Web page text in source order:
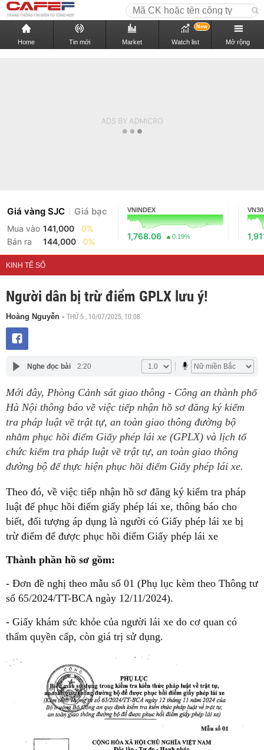
Home Tin mới Market Watch list
New
Mở rộng
Giá vàng SJC Giá bạc
Mua vào 141,000
0%
Bán ra
144,000 0%
VNINDEX
1,768.06 0.19%
VN30
KINH TẾ SỐ
Người dân bị trừ điểm GPLX lưu ý!
Hoàng Nguyễn - THỨ 5 , 10/07/2025, 10:08
Nghe đọc bài 2:20
Mới đây, Phòng Cảnh sát giao thông - Công an thành phố
Hà Nội thông báo về việc tiếp nhận hồ sơ đăng ký kiểm
tra pháp luật về trật tự, an toàn giao thông đường bộ
nhằm phục hồi điểm Giấy phép lái xe (GPLX) và lịch tổ
chức kiểm tra pháp luật về trật tự, an toàn giao thông
đường bộ để thực hiện phục hồi điểm Giấy phép lái xe.
Theo đó, về việc tiếp nhận hồ sơ đăng ký kiểm tra pháp
luật để phục hồi điểm giấy phép lái xe, thông báo cho
biết, đối tượng áp dụng là người có Giấy phép lái xe bị
trừ điểm để được phục hồi điểm Giấy phép lái xe
Thành phần hồ sơ gồm:
- Đơn đề nghị theo mẫu số 01 (Phụ lục kèm theo Thông tư
số 65/2024/TT-BCA ngày 12/11/2024).
- Giấy khám sức khỏe của người lái xe do cơ quan có
thẩm quyền cấp, còn giá trị sử dụng.